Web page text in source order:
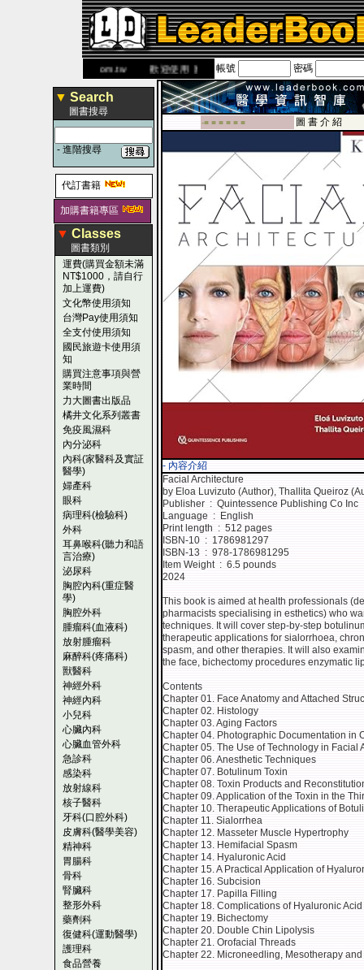
www.leaderbook.com.tw歡迎使用 國民旅遊卡！！
帳號 密碼
▼ Search
圖書搜尋
- 進階搜尋
代訂書籍
加購書籍專區
▼ Classes
圖書類別
運費(購買金額未滿
NT$1000，請自行
加上運費)
文化幣使用須知
台灣Pay使用須知
全支付使用須知
國民旅遊卡使用須
知
購買注意事項與營
業時間
力大圖書出版品
橘井文化系列叢書
免疫風濕科
內分泌科
內科(家醫科及實証
醫學)
婦產科
眼科
病理科(檢驗科)
外科
耳鼻喉科(聽力和語
言治療)
泌尿科
胸腔內科(重症醫
學)
胸腔外科
腫瘤科(血液科)
放射腫瘤科
麻醉科(疼痛科)
獸醫科
神經外科
神經內科
小兒科
心臟內科
心臟血管外科
急診科
感染科
放射線科
核子醫科
牙科(口腔外科)
皮膚科(醫學美容)
精神科
胃腸科
骨科
腎臟科
整形外科
藥劑科
復健科(運動醫學)
護理科
食品營養
-■ ■ ■ ■ ■ ■ 圖 書 介 紹
- 內容介紹
Facial Architecture
by Eloa Luvizuto (Author), Thallita Queiroz
Publisher ‏ : ‎ Quintessence Publishing Co Inc
Language ‏ : ‎ English
Print length ‏ : ‎ 512 pages
ISBN-10 ‏ : ‎ 1786981297
ISBN-13 ‏ : ‎ 978-1786981295
Item Weight ‏ : ‎ 6.5 pounds
2024
This book is aimed at health professionals
pharmacists specialising in esthetics) who
techniques. It will cover step-by-step
therapeutic applications for sialorrhoea,
spasm, and other therapies. It will also
the face, bichectomy procedures enzymatic
Contents
Chapter 01. Face Anatomy and Attached
Chapter 02. Histology
Chapter 03. Aging Factors
Chapter 04. Photographic Documentation in
Chapter 05. The Use of Technology in Facial
Chapter 06. Anesthetic Techniques
Chapter 07. Botulinum Toxin
Chapter 08. Toxin Products and
Chapter 09. Application of the Toxin in the
Chapter 10. Therapeutic Applications of
Chapter 11. Sialorrhea
Chapter 12. Masseter Muscle Hypertrophy
Chapter 13. Hemifacial Spasm
Chapter 14. Hyaluronic Acid
Chapter 15. A Practical Application of
Chapter 16. Subcision
Chapter 17. Papilla Filling
Chapter 18. Complications of Hyaluronic Acid
Chapter 19. Bichectomy
Chapter 20. Double Chin Lipolysis
Chapter 21. Orofacial Threads
Chapter 22. Microneedling, Mesotherapy and